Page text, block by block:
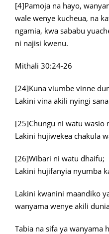
[4]Pamoja na hayo,
wale wenye kucheua, na
ngamia, kwa sababu
ni najisi kwenu.
Mithali 30:24-26
[24]Kuna viumbe vinne
Lakini vina akili nyingi
[25]Chungu ni watu wasio
Lakini hujiwekea chakula
[26]Wibari ni watu dhaifu;
Lakini hujifanyia nyumba
Lakini kwanini maandiko
wanyama wenye akili
Tabia na sifa ya wanyama